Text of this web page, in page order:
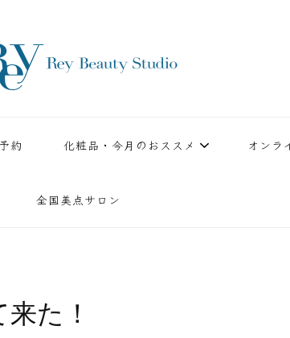
約 化粧品・今月のおススメ オンラ
全国美点サロン
た！